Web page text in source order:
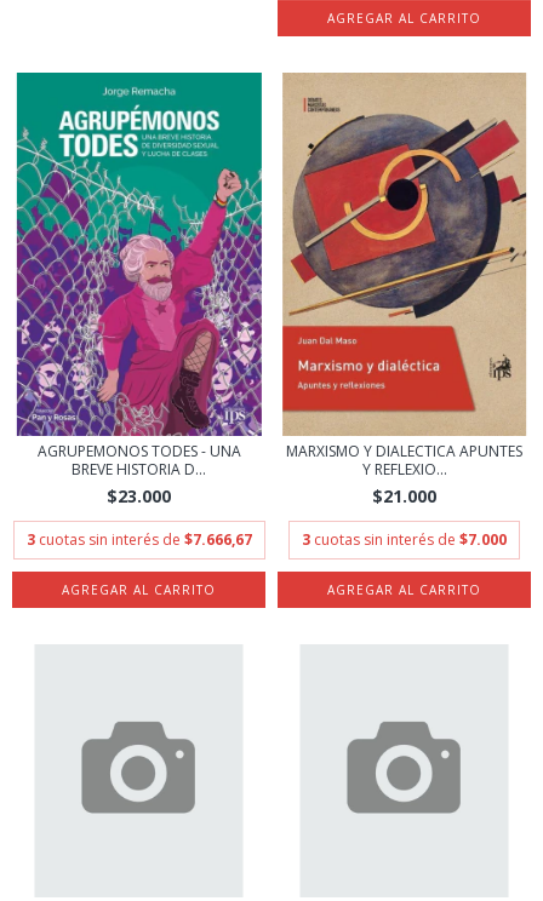
AGRUPEMONOS TODES - UNA
BREVE HISTORIA D...
$23.000
3 cuotas sin interés de $7.666,67
MARXISMO Y DIALECTICA APUNTES
Y REFLEXIO...
$21.000
3 cuotas sin interés de $7.000